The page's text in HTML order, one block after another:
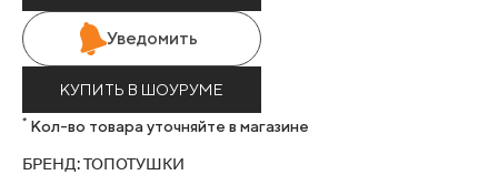
Уведомить
КУПИТЬ В ШОУРУМЕ
* Кол-во товара уточняйте в магазине
БРЕНД: ТОПОТУШКИ